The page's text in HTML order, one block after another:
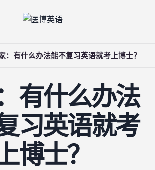
：有什么办法能不复习英语就考上博士？
有什么办法
习英语就考
博士？